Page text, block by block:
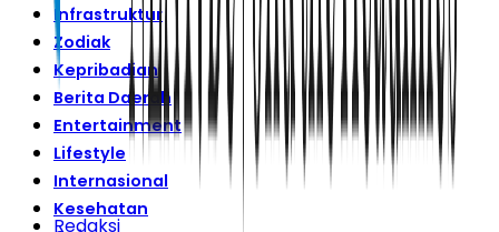
Infrastruktur
Zodiak
Kepribadian
Berita Daerah
Entertainment
Lifestyle
Internasional
Kesehatan
Redaksi